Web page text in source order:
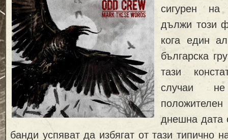
сигурен
дължи този
кога един
българска
тази
случаи
днешна дата
банди успяват да избягат от тази типично